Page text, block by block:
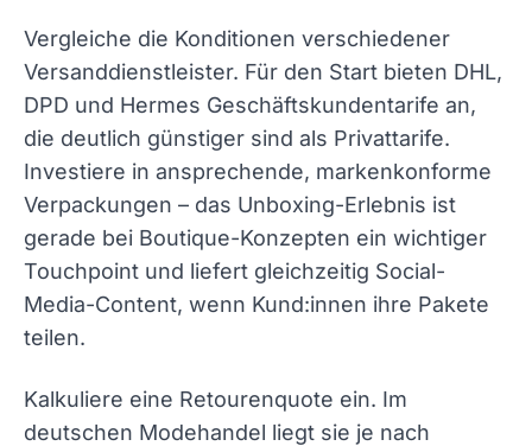
Vergleiche die Konditionen verschiedener
Versanddienstleister. Für den Start bieten DHL,
DPD und Hermes Geschäftskundentarife an,
die deutlich günstiger sind als Privattarife.
Investiere in ansprechende, markenkonforme
Verpackungen – das Unboxing-Erlebnis ist
gerade bei Boutique-Konzepten ein wichtiger
Touchpoint und liefert gleichzeitig Social-
Media-Content, wenn Kund:innen ihre Pakete
teilen.
Kalkuliere eine Retourenquote ein. Im
deutschen Modehandel liegt sie je nach